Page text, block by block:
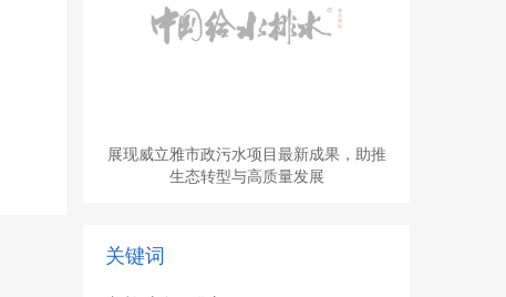
展现威立雅市政污水项目最新成果，助推
生态转型与高质量发展
关键词